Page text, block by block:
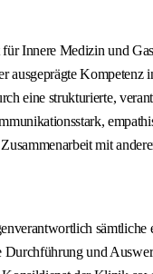
Innere Medizin und
ausgeprägte
eine strukturierte,
mit
und